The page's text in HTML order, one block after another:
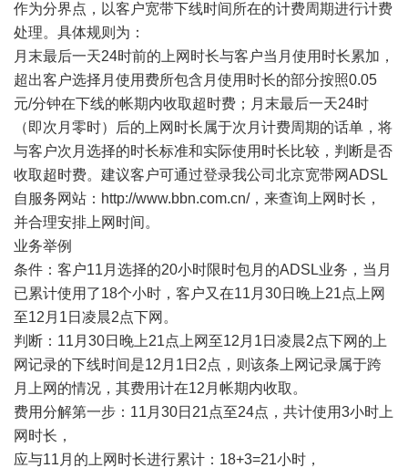
作为分界点，以客户宽带下线时间所在的计费周期进行计费
处理。具体规则为：
月末最后一天24时前的上网时长与客户当月使用时长累加，
超出客户选择月使用费所包含月使用时长的部分按照0.05
元/分钟在下线的帐期内收取超时费；月末最后一天24时
（即次月零时）后的上网时长属于次月计费周期的话单，将
与客户次月选择的时长标准和实际使用时长比较，判断是否
收取超时费。建议客户可通过登录我公司北京宽带网ADSL
自服务网站： http://www.bbn.com.cn/，来查询上网时长，
并合理安排上网时间。
业务举例
条件：客户11月选择的20小时限时包月的ADSL业务，当月
已累计使用了18个小时，客户又在11月30日晚上21点上网
至12月1日凌晨2点下网。
判断：11月30日晚上21点上网至12月1日凌晨2点下网的上
网记录的下线时间是12月1日2点，则该条上网记录属于跨
月上网的情况，其费用计在12月帐期内收取。
费用分解第一步：11月30日21点至24点，共计使用3小时上
网时长，
应与11月的上网时长进行累计：18+3=21小时，